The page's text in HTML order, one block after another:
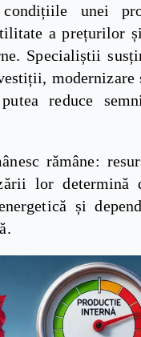
unei
a prețurilor
Specialiștii
reduce
rămâne:
lor determină
și